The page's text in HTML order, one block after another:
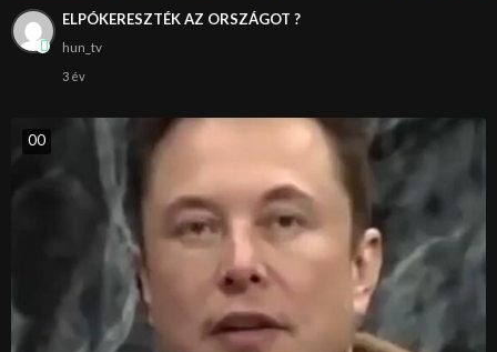
ELPÓKERESZTÉK AZ ORSZÁGOT ?
hun_tv
3 év
00